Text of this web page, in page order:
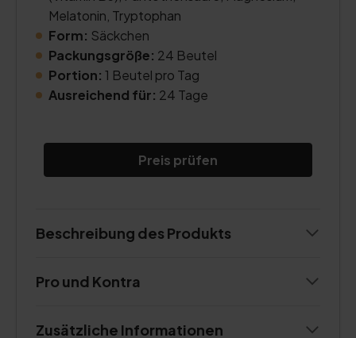
Melatonin, Tryptophan
Form: Säckchen
Packungsgröße: 24 Beutel
Portion: 1 Beutel pro Tag
Ausreichend für: 24 Tage
Preis prüfen
Beschreibung des Produkts
Pro und Kontra
Zusätzliche Informationen